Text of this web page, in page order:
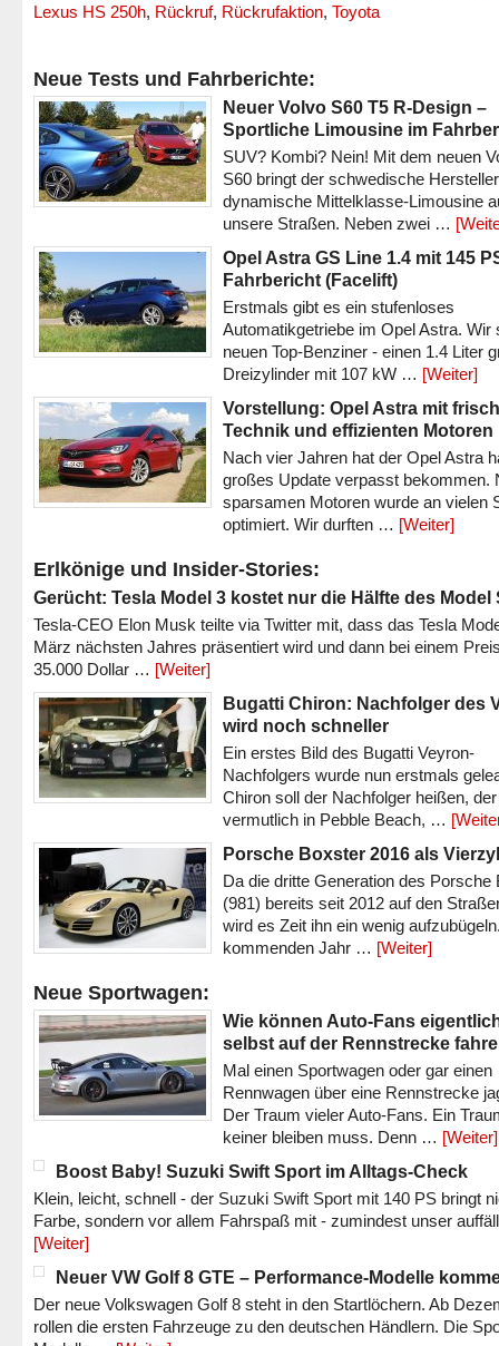
Lexus HS 250h, Rückruf, Rückrufaktion, Toyota
Neue Tests und Fahrberichte:
Neuer Volvo S60 T5 R-Design –
Sportliche Limousine im
SUV? Kombi? Nein! Mit dem neuen
S60 bringt der schwedische
dynamische Mittelklasse-Limousine
unsere Straßen. Neben zwei …
Opel Astra GS Line 1.4 mit 145
Fahrbericht (Facelift)
Erstmals gibt es ein stufenloses
Automatikgetriebe im Opel Astra. Wir
neuen Top-Benziner - einen 1.4 Liter
Dreizylinder mit 107 kW … [Weiter]
Vorstellung: Opel Astra mit
Technik und effizienten Motoren
Nach vier Jahren hat der Opel Astra
großes Update verpasst bekommen.
sparsamen Motoren wurde an vielen
optimiert. Wir durften … [Weiter]
Erlkönige und Insider-Stories:
Gerücht: Tesla Model 3 kostet nur die Hälfte des Model
Tesla-CEO Elon Musk teilte via Twitter mit, dass das Tesla
März nächsten Jahres präsentiert wird und dann bei einem
35.000 Dollar … [Weiter]
Bugatti Chiron: Nachfolger des
wird noch schneller
Ein erstes Bild des Bugatti Veyron-
Nachfolgers wurde nun erstmals
Chiron soll der Nachfolger heißen, der
vermutlich in Pebble Beach, …
Porsche Boxster 2016 als
Da die dritte Generation des Porsche
(981) bereits seit 2012 auf den
wird es Zeit ihn ein wenig
kommenden Jahr … [Weiter]
Neue Sportwagen:
Wie können Auto-Fans
selbst auf der Rennstrecke
Mal einen Sportwagen oder gar einen
Rennwagen über eine Rennstrecke
Der Traum vieler Auto-Fans. Ein
keiner bleiben muss. Denn … [Weiter]
Boost Baby! Suzuki Swift Sport im Alltags-Check
Klein, leicht, schnell - der Suzuki Swift Sport mit 140 PS bringt
Farbe, sondern vor allem Fahrspaß mit - zumindest unser
[Weiter]
Neuer VW Golf 8 GTE – Performance-Modelle
Der neue Volkswagen Golf 8 steht in den Startlöchern. Ab
rollen die ersten Fahrzeuge zu den deutschen Händlern. Die